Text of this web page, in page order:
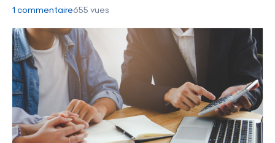
1 commentaire655 vues